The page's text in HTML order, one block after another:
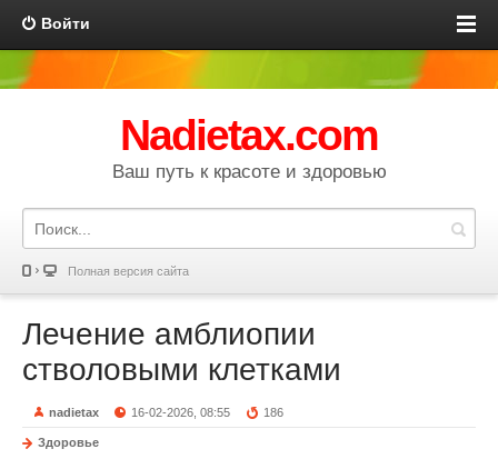
Войти
Nadietax.com
Ваш путь к красоте и здоровью
Полная версия сайта
Лечение амблиопии
стволовыми клетками
nadietax 16-02-2026, 08:55 186
Здоровье